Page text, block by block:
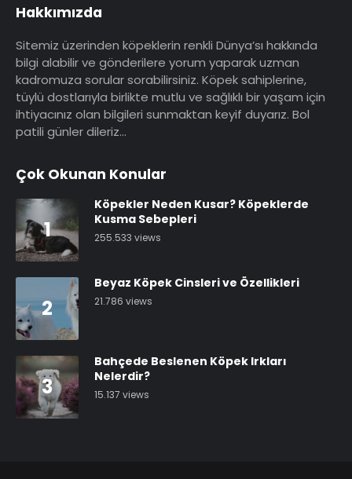
Hakkımızda
Sitemiz üzerinden köpeklerin renkli Dünya’sı hakkında
bilgi alabilir ve gönderilere yorum yaparak uzman
kadromuza sorular sorabilirsiniz. Köpek sahiplerine,
tüylü dostlarıyla birlikte mutlu ve sağlıklı bir yaşam için
ihtiyacınız olan bilgileri sunmaktan keyif duyarız. Bol
patili günler dileriz…
Çok Okunan Konular
1
Köpekler Neden Kusar? Köpeklerde
Kusma Sebepleri
255.533 views
2
Beyaz Köpek Cinsleri ve Özellikleri
21.786 views
3
Bahçede Beslenen Köpek Irkları
Nelerdir?
15.137 views